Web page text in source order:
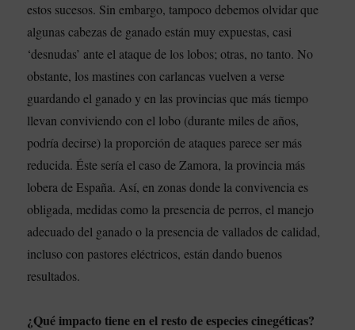
estos sucesos. Sin embargo, tampoco debemos olvidar que
algunas cabezas de ganado están muy expuestas, casi
‘desnudas’ ante el ataque de los lobos; otras, no tanto. No
obstante, los mastines con carlancas vuelven a verse
guardando el ganado y en las provincias que más tiempo
llevan conviviendo con el lobo (durante miles de años,
podría decirse) la proporción de ataques parece ser más
reducida. Éste sería el caso de Zamora, la provincia más
lobera de España. Así, en zonas donde la convivencia es
obligada, medidas como la presencia de perros, el manejo
adecuado del ganado o la presencia de vallados de calidad,
incluso con pastores eléctricos, están dando buenos
resultados.
¿Qué impacto tiene en el resto de especies cinegéticas?